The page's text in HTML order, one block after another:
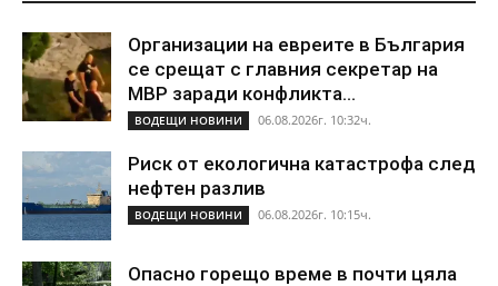
Организации на евреите в България
се срещат с главния секретар на
МВР заради конфликта...
ВОДЕЩИ НОВИНИ 06.08.2026г. 10:32ч.
Риск от екологична катастрофа след
нефтен разлив
ВОДЕЩИ НОВИНИ 06.08.2026г. 10:15ч.
Опасно горещо време в почти цяла